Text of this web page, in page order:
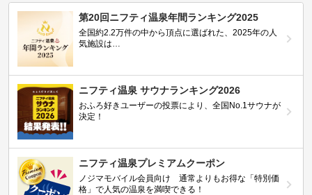
第20回ニフティ温泉年間ランキング2025
全国約2.2万件の中から頂点に選ばれた、2025年の人
気施設は…
ニフティ温泉 サウナランキング2026
おふろ好きユーザーの投票により、全国No.1サウナが
決定！
ニフティ温泉プレミアムクーポン
ノジマモバイル会員向け 通常よりもお得な「特別価
格」で人気の温泉を満喫できる！